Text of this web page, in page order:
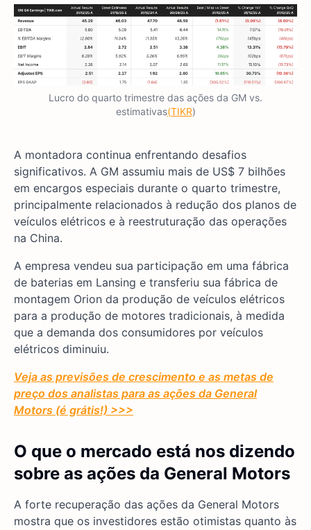
Lucro do quarto trimestre das ações da GM vs.
estimativas(TIKR)
A montadora continua enfrentando desafios
significativos. A GM assumiu mais de US$ 7 bilhões
em encargos especiais durante o quarto trimestre,
principalmente relacionados à redução dos planos de
veículos elétricos e à reestruturação das operações
na China.
A empresa vendeu sua participação em uma fábrica
de baterias em Lansing e transferiu sua fábrica de
montagem Orion da produção de veículos elétricos
para a produção de motores tradicionais, à medida
que a demanda dos consumidores por veículos
elétricos diminuiu.
Veja as previsões de crescimento e as metas de
preço dos analistas para as ações da General
Motors (é grátis!) >>>
O que o mercado está nos dizendo
sobre as ações da General Motors
A forte recuperação das ações da General Motors
mostra que os investidores estão otimistas quanto às